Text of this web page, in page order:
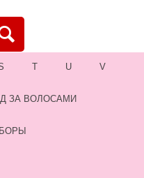
T U V
ЗА ВОЛОСАМИ